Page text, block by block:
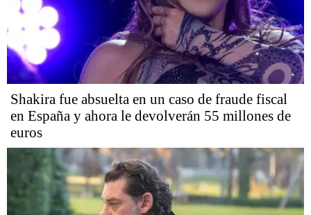
Shakira fue absuelta en un caso de fraude fiscal
en España y ahora le devolverán 55 millones de
euros